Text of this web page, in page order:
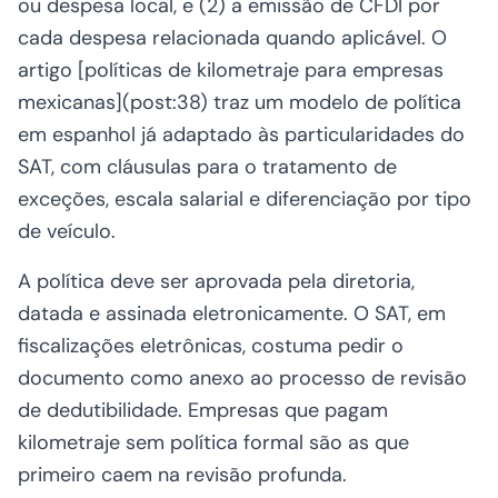
ou despesa local, e (2) a emissão de CFDI por
cada despesa relacionada quando aplicável. O
artigo [políticas de kilometraje para empresas
mexicanas](post:38) traz um modelo de política
em espanhol já adaptado às particularidades do
SAT, com cláusulas para o tratamento de
exceções, escala salarial e diferenciação por tipo
de veículo.
A política deve ser aprovada pela diretoria,
datada e assinada eletronicamente. O SAT, em
fiscalizações eletrônicas, costuma pedir o
documento como anexo ao processo de revisão
de dedutibilidade. Empresas que pagam
kilometraje sem política formal são as que
primeiro caem na revisão profunda.